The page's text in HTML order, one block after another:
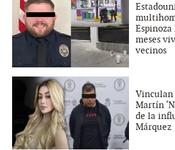
meses
vecinos
Vinculan
Martín
de la
Márquez